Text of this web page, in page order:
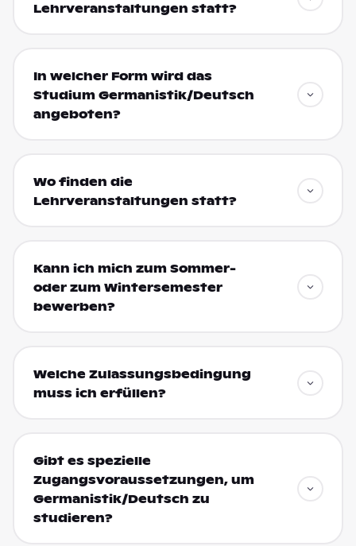
Lehrveranstaltungen statt?
In welcher Form wird das
Studium Germanistik/Deutsch
angeboten?
Wo finden die
Lehrveranstaltungen statt?
Kann ich mich zum Sommer-
oder zum Wintersemester
bewerben?
Welche Zulassungsbedingung
muss ich erfüllen?
Gibt es spezielle
Zugangsvoraussetzungen, um
Germanistik/Deutsch zu
studieren?